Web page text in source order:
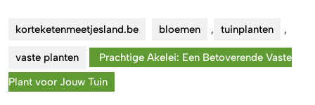
korteketenmeetjesland.be bloemen , tuinplanten ,
vaste planten
Prachtige Akelei: Een Betoverende Vaste
Plant voor Jouw Tuin